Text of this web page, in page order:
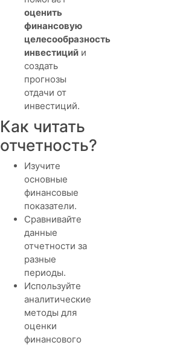
оценить
финансовую
целесообразность
инвестиций и
создать
прогнозы
отдачи от
инвестиций.
Как читать
отчетность?
Изучите
основные
финансовые
показатели.
Сравнивайте
данные
отчетности за
разные
периоды.
Используйте
аналитические
методы для
оценки
финансового